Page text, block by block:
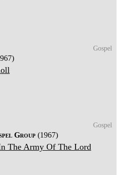
Gospel
Gospel
Group(1967)
The Army Of The Lord